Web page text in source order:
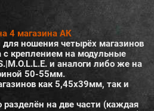
4 магазина АК
ношения четырёх магазинов
с креплением на модульные
и аналоги либо же на
50-55мм.
как 5,45х39мм, так и
разделён на две части (каждая